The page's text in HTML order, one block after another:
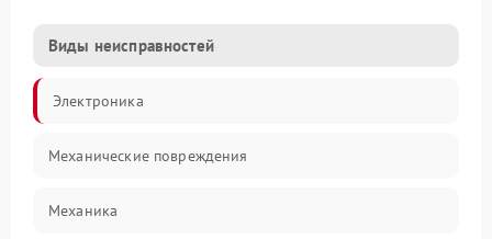
Виды неисправностей
Электроника
Механические повреждения
Механика